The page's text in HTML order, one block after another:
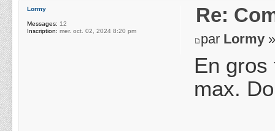
Re:
par Lormy
En gros
max.
Lormy
Messages: 12
Inscription: mer. oct. 02, 2024 8:20 pm